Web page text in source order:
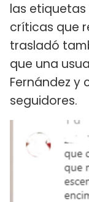
las
críticas que
trasladó
que una
Fernández y
seguidores.